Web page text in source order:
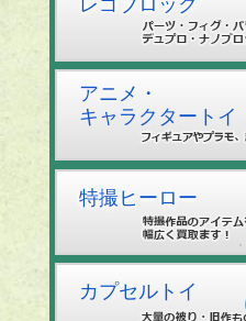
アニメ・
キャラクタートイ
特撮ヒーロー
カプセルトイ